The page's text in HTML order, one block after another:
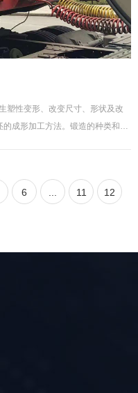
。那封头拼接焊缝和*后焊缝也
体是*检测，II合格。那封头拼
1。 所以封头拼接固然*检测，
意工艺制造过程： 正确的做
检测。 假如未成型之前做检测
塑性变形、改变尺寸、形状及改
成形加工方法。锻造的种类和特
锻三个成型温度区域。原本这种
有再结晶的温度 区域的锻造叫热
时，锻件的尺寸变化很小。不锈
表面无脱碳现象。因此，只要变
注意改善热锻的工作环境。锻模
产生变形和加工硬化，使锻模承
用防止磨损和粘结的硬质润滑膜
料进行磷化处理。在用棒料和盘
6 11 12